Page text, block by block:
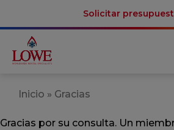
Solicitar
Inicio » Gracias
Gracias por su consulta. Un